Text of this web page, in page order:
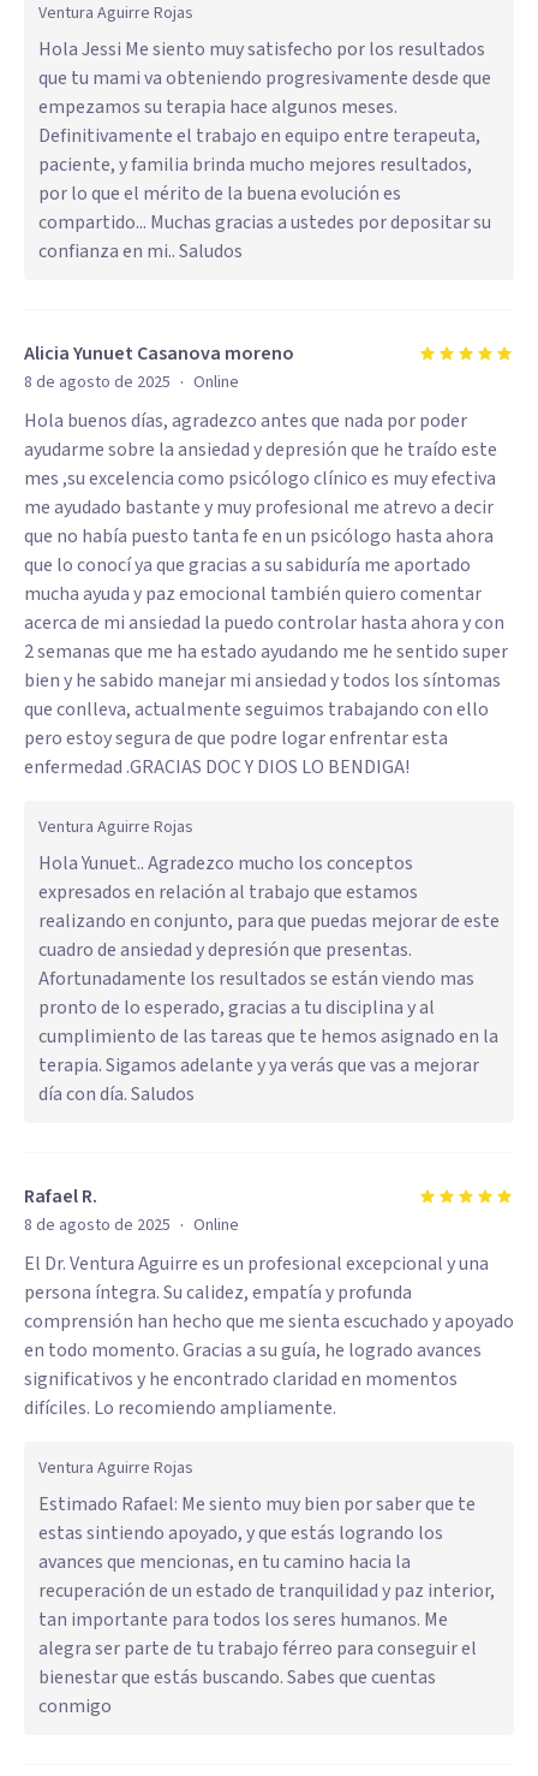
Ventura Aguirre Rojas
Hola Jessi Me siento muy satisfecho por los resultados
que tu mami va obteniendo progresivamente desde que
empezamos su terapia hace algunos meses.
Definitivamente el trabajo en equipo entre terapeuta,
paciente, y familia brinda mucho mejores resultados,
por lo que el mérito de la buena evolución es
compartido... Muchas gracias a ustedes por depositar su
confianza en mi.. Saludos
Alicia Yunuet Casanova moreno
8 de agosto de 2025 · Online
Hola buenos días, agradezco antes que nada por poder
ayudarme sobre la ansiedad y depresión que he traído este
mes ,su excelencia como psicólogo clínico es muy efectiva
me ayudado bastante y muy profesional me atrevo a decir
que no había puesto tanta fe en un psicólogo hasta ahora
que lo conocí ya que gracias a su sabiduría me aportado
mucha ayuda y paz emocional también quiero comentar
acerca de mi ansiedad la puedo controlar hasta ahora y con
2 semanas que me ha estado ayudando me he sentido super
bien y he sabido manejar mi ansiedad y todos los síntomas
que conlleva, actualmente seguimos trabajando con ello
pero estoy segura de que podre logar enfrentar esta
enfermedad .GRACIAS DOC Y DIOS LO BENDIGA!
Ventura Aguirre Rojas
Hola Yunuet.. Agradezco mucho los conceptos
expresados en relación al trabajo que estamos
realizando en conjunto, para que puedas mejorar de este
cuadro de ansiedad y depresión que presentas.
Afortunadamente los resultados se están viendo mas
pronto de lo esperado, gracias a tu disciplina y al
cumplimiento de las tareas que te hemos asignado en la
terapia. Sigamos adelante y ya verás que vas a mejorar
día con día. Saludos
Rafael R.
8 de agosto de 2025 · Online
El Dr. Ventura Aguirre es un profesional excepcional y una
persona íntegra. Su calidez, empatía y profunda
comprensión han hecho que me sienta escuchado y apoyado
en todo momento. Gracias a su guía, he logrado avances
significativos y he encontrado claridad en momentos
difíciles. Lo recomiendo ampliamente.
Ventura Aguirre Rojas
Estimado Rafael: Me siento muy bien por saber que te
estas sintiendo apoyado, y que estás logrando los
avances que mencionas, en tu camino hacia la
recuperación de un estado de tranquilidad y paz interior,
tan importante para todos los seres humanos. Me
alegra ser parte de tu trabajo férreo para conseguir el
bienestar que estás buscando. Sabes que cuentas
conmigo